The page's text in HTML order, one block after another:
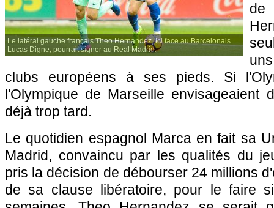
Le latéral gauche français Theo Hernandez, ici face au Barcelonais
Lucas Digne, pourrait signer au Real Madrid.
clubs européens à ses pieds. Si
l'Olympique de Marseille envisageaient
déjà trop tard.
Le quotidien espagnol Marca en fait sa
Madrid, convaincu par les qualités du
pris la décision de débourser 24 millions
de sa clause libératoire, pour le faire